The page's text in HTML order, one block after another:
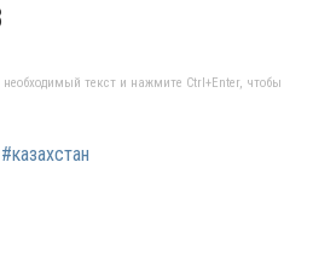
текст и нажмите Ctrl+Enter, чтобы
#казахстан